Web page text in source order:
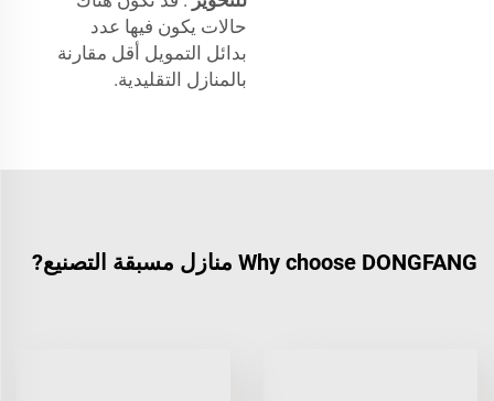
حالات يكون فيها عدد
بدائل التمويل أقل مقارنة
بالمنازل التقليدية.
Why choose DONGFANG منازل مسبقة التصنيع?